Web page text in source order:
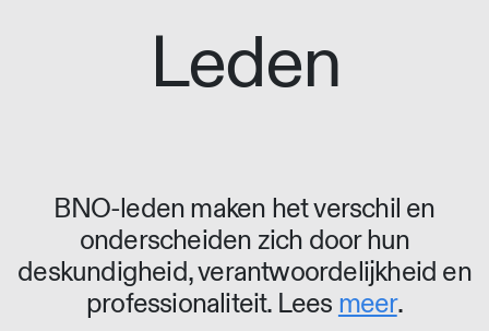
Leden
BNO-leden maken het verschil en
onderscheiden zich door hun
deskundigheid, verantwoordelijkheid en
professionaliteit. Lees meer.